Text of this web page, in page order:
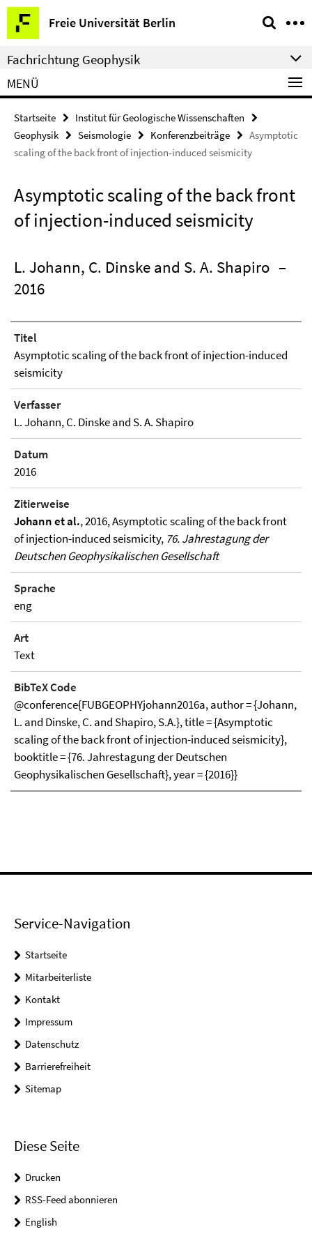
Springe
direkt
zu
Inhalt
Freie Universität Berlin
Service-
Navigation
Fachrichtung Geophysik
MENÜ
Startseite
Institut für Geologische Wissenschaften
Geophysik
Seismologie Konferenzbeiträge
Asymptotic
scaling of the back front of injection-induced seismicity
Asymptotic scaling of the back front
of injection-induced seismicity
L. Johann, C. Dinske and S. A. Shapiro –
2016
Titel
Asymptotic scaling of the back front of injection-induced
seismicity
Verfasser
L. Johann, C. Dinske and S. A. Shapiro
Datum
2016
Zitierweise
Johann et al., 2016, Asymptotic scaling of the back front
of injection-induced seismicity, 76. Jahrestagung der
Deutschen Geophysikalischen Gesellschaft
Sprache
eng
Art
Text
BibTeX Code
@conference{FUBGEOPHYjohann2016a, author = {Johann,
L. and Dinske, C. and Shapiro, S.A.}, title = {Asymptotic
scaling of the back front of injection-induced seismicity},
booktitle = {76. Jahrestagung der Deutschen
Geophysikalischen Gesellschaft}, year = {2016}}
Service-Navigation
Startseite
Mitarbeiterliste
Kontakt
Impressum
Datenschutz
Barrierefreiheit
Sitemap
Diese Seite
Drucken
RSS-Feed abonnieren
English